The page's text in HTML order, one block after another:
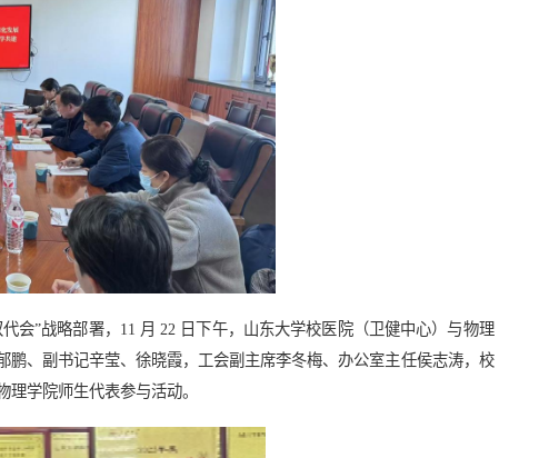
会”战略部署，11 月22 日下午，山东大学校医院（卫健中心）与物理
、副书记辛莹、徐晓霞，工会副主席李冬梅、办公室主任侯志涛，校
学院师生代表参与活动。